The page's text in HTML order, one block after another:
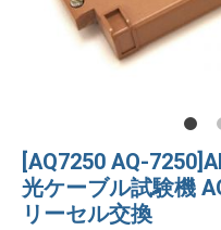
[AQ7250 AQ-
光ケーブル試験機
リーセル交換